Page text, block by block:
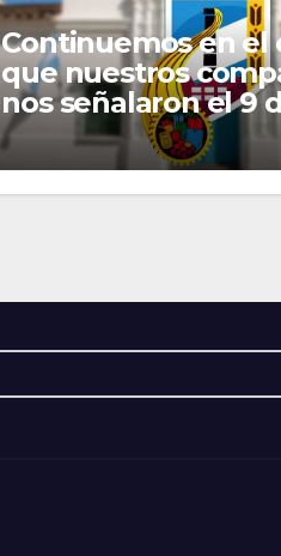
Continuemos en el
que nuestros
nos señalaron el 9
de 1816